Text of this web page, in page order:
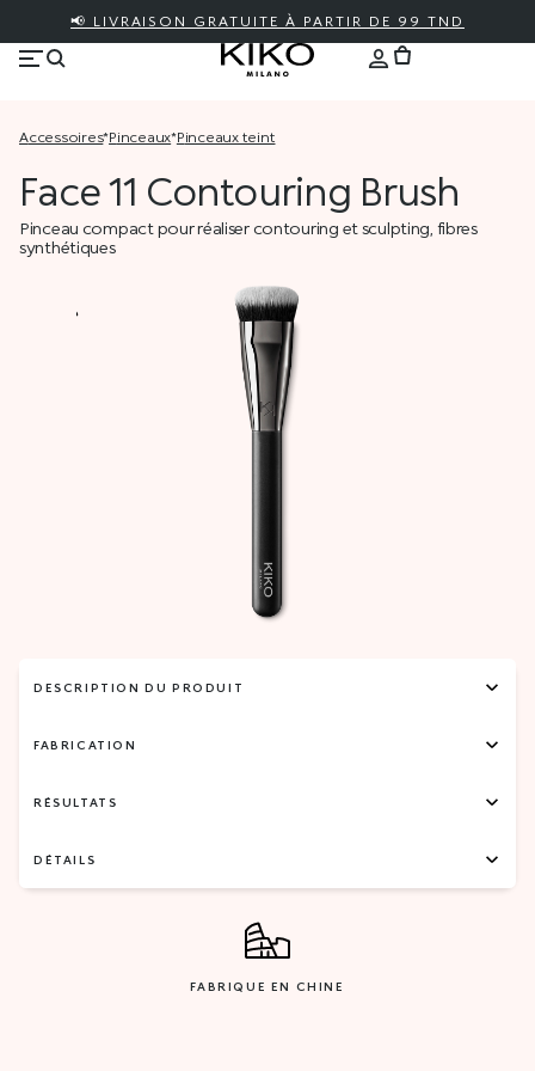
📢 LIVRAISON GRATUITE À PARTIR DE 99 TND
accessoires* pinceaux* pinceaux teint
Face 11 Contouring Brush
Pinceau compact pour réaliser contouring et sculpting, fibres
synthétiques
DESCRIPTION DU PRODUIT
FABRICATION
RÉSULTATS
DÉTAILS
FABRIQUE EN CHINE